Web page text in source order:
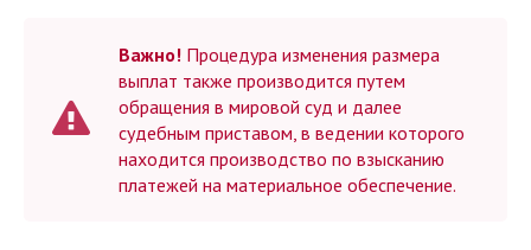
Важно! Процедура изменения размера
выплат также производится путем
обращения в мировой суд и далее
судебным приставом, в ведении которого
находится производство по взысканию
платежей на материальное обеспечение.